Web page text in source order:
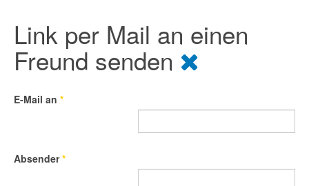
Link per Mail an einen
Freund senden
E-Mail an *
Absender*